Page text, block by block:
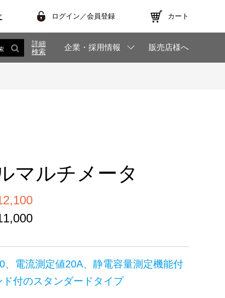
ログイン／会員登録 カート
詳細
検索
企業・採用情報 販売店様へ
マルチメータ
、電流測定値20A、静電容量測定機能付
付のスタンダードタイプ